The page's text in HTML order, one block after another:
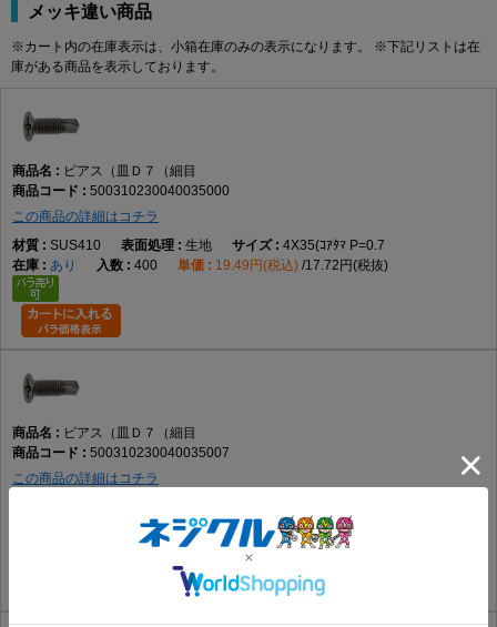
メッキ違い商品
※カート内の在庫表示は、小箱在庫のみの表示になります。 ※下記リストは在
庫がある商品を表示しております。
ピアス（皿Ｄ７（細目
500310230040035000
この商品の詳細はコチラ
SUS410
生地
4X35(ｺｱﾀﾏ P=0.7
あり
400 19.49円(税込) 17.72円(税抜)
ピアス（皿Ｄ７（細目
500310230040035007
この商品の詳細はコチラ
400 20.72円(税込) 18.84円(税抜)